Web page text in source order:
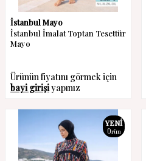
İstanbul Mayo
İstanbul İmalat Toptan Tesettür
Mayo
Ürünün fiyatını görmek için
bayi girişiyapınız
YENI
Ürün